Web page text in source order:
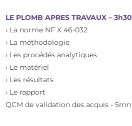
LE PLOMB APRES TRAVAUX – 3h30
› La norme NF X 46-032
› La méthodologie
› Les procédés analytiques
› Le matériel
› Les résultats
› Le rapport
QCM de validation des acquis - 5mn